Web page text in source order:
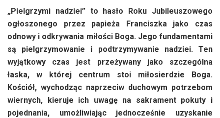
„Pielgrzymi nadziei” to hasło Roku Jubileuszowego
ogłoszonego przez papieża Franciszka jako czas
odnowy i odkrywania miłości Boga. Jego fundamentami
są pielgrzymowanie i podtrzymywanie nadziei. Ten
wyjątkowy czas jest przeżywany jako szczególna
łaska, w której centrum stoi miłosierdzie Boga.
Kościół, wychodząc naprzeciw duchowym potrzebom
wiernych, kieruje ich uwagę na sakrament pokuty i
pojednania, umożliwiając jednocześnie uzyskanie